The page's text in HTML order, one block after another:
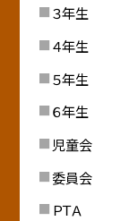
３年生
４年生
５年生
６年生
児童会
委員会
ＰＴＡ